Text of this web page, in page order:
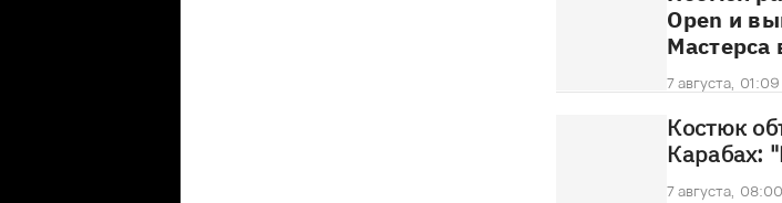
Open и
Мастерса
7 августа, 01:09
Костюк
Карабах:
7 августа, 08:00